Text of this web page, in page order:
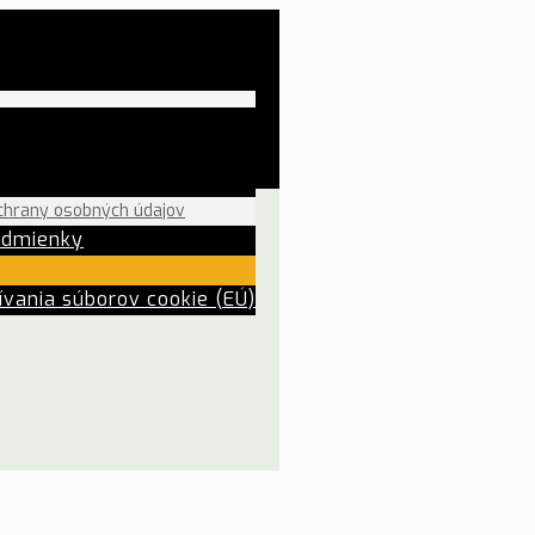
osobných údajov
súborov cookie (EÚ)